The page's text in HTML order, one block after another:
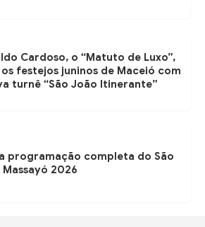
Cardoso, o “Matuto de Luxo”,
festejos juninos de Maceió com
turnê “São João Itinerante”
programação completa do São
2026